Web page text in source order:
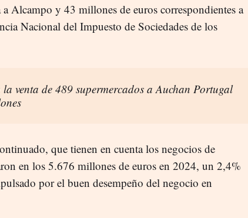
a Alcampo y 43 millones de euros correspondientes a
Nacional del Impuesto de Sociedades de los
venta de 489 supermercados a Auchan Portugal
que tienen en cuenta los negocios de
en los 5.676 millones de euros en 2024, un 2,4%
por el buen desempeño del negocio en